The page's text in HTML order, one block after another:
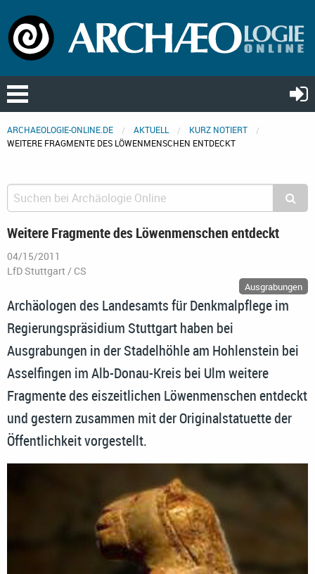
ARCHAEOLOGIE-ONLINE.DE AKTUELL
KURZ NOTIERT
WEITERE FRAGMENTE DES LÖWENMENSCHEN ENTDECKT
Weitere Fragmente des Löwenmenschen entdeckt
04/15/2011
LfD Stuttgart / CS
Ausgrabungen
Archäologen des Landesamts für Denkmalpflege im
Regierungspräsidium Stuttgart haben bei
Ausgrabungen in der Stadelhöhle am Hohlenstein bei
Asselfingen im Alb-Donau-Kreis bei Ulm weitere
Fragmente des eiszeitlichen Löwenmenschen entdeckt
und gestern zusammen mit der Originalstatuette der
Öffentlichkeit vorgestellt.